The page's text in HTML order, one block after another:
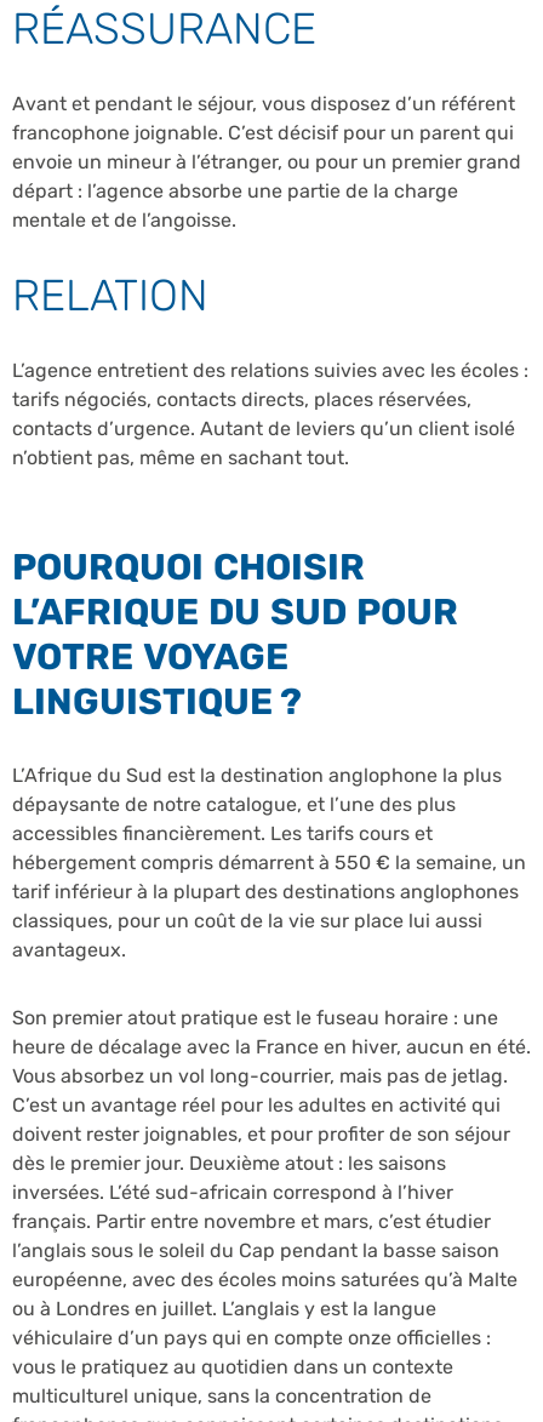
RÉASSURANCE
Avant et pendant le séjour, vous disposez d’un référent
francophone joignable. C’est décisif pour un parent qui
envoie un mineur à l’étranger, ou pour un premier grand
départ : l’agence absorbe une partie de la charge
mentale et de l’angoisse.
RELATION
L’agence entretient des relations suivies avec les écoles :
tarifs négociés, contacts directs, places réservées,
contacts d’urgence. Autant de leviers qu’un client isolé
n’obtient pas, même en sachant tout.
POURQUOI CHOISIR
L’AFRIQUE DU SUD POUR
VOTRE VOYAGE
LINGUISTIQUE ?
L’Afrique du Sud est la destination anglophone la plus
dépaysante de notre catalogue, et l’une des plus
accessibles financièrement. Les tarifs cours et
hébergement compris démarrent à 550 € la semaine, un
tarif inférieur à la plupart des destinations anglophones
classiques, pour un coût de la vie sur place lui aussi
avantageux.
Son premier atout pratique est le fuseau horaire : une
heure de décalage avec la France en hiver, aucun en été.
Vous absorbez un vol long-courrier, mais pas de jetlag.
C’est un avantage réel pour les adultes en activité qui
doivent rester joignables, et pour profiter de son séjour
dès le premier jour. Deuxième atout : les saisons
inversées. L’été sud-africain correspond à l’hiver
français. Partir entre novembre et mars, c’est étudier
l’anglais sous le soleil du Cap pendant la basse saison
européenne, avec des écoles moins saturées qu’à Malte
ou à Londres en juillet. L’anglais y est la langue
véhiculaire d’un pays qui en compte onze officielles :
vous le pratiquez au quotidien dans un contexte
multiculturel unique, sans la concentration de